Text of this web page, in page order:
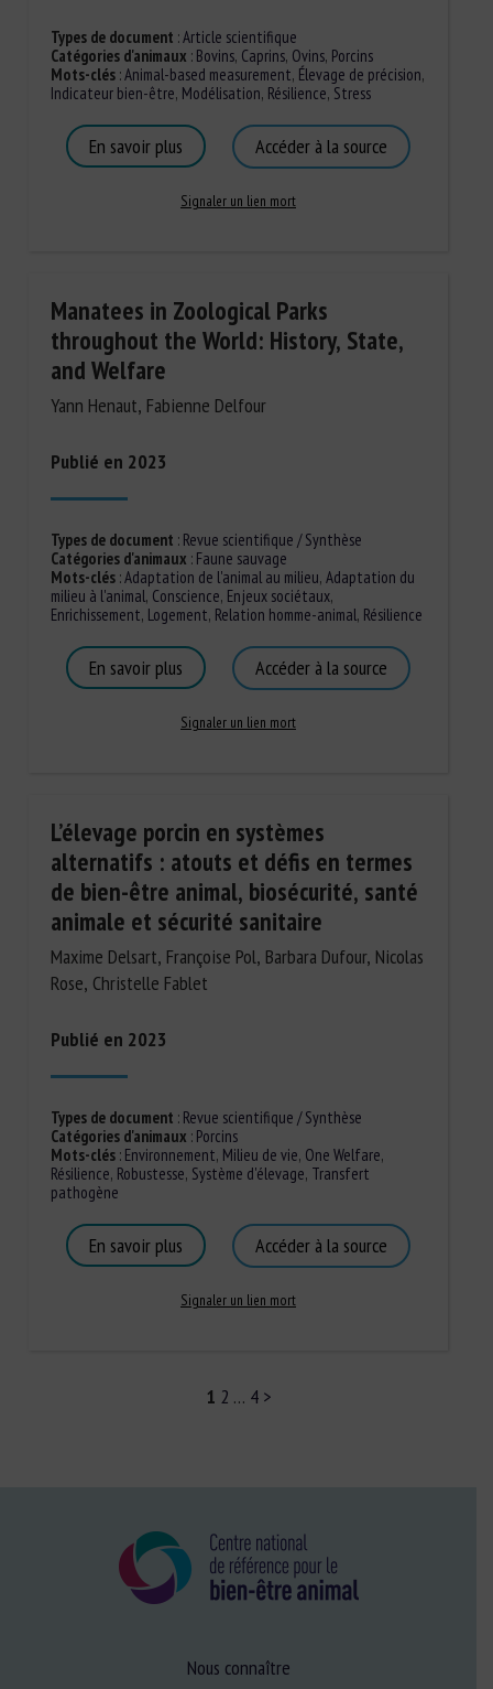
Types de document :Article scientifique
Catégories d'animaux : Bovins, Caprins, Ovins, Porcins
Mots-clés:Animal-based measurement, Élevage de précision,
Indicateur bien-être, Modélisation, Résilience, Stress
En savoir plus Accéder à la source
Signaler un lien mort
Manatees in Zoological Parks
throughout the World: History, State,
and Welfare
Yann Henaut, Fabienne Delfour
Publié en 2023
Types de document : Revue scientifique / Synthèse
Catégories d'animaux : Faune sauvage
Mots-clés:Adaptation de l'animal au milieu, Adaptation du
milieu à l'animal, Conscience, Enjeux sociétaux,
Enrichissement, Logement, Relation homme-animal, Résilience
En savoir plus Accéder à la source
Signaler un lien mort
L’élevage porcin en systèmes
alternatifs : atouts et défis en termes
de bien-être animal, biosécurité, santé
animale et sécurité sanitaire
Maxime Delsart, Françoise Pol, Barbara Dufour, Nicolas
Rose, Christelle Fablet
Publié en 2023
Types de document : Revue scientifique / Synthèse
Catégories d'animaux : Porcins
Mots-clés: Environnement, Milieu de vie, One Welfare,
Résilience, Robustesse, Système d'élevage, Transfert
pathogène
En savoir plus Accéder à la source
Signaler un lien mort
1 2 … 4 >
Nous connaître